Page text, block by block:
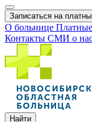
Записаться на
О больнице
Контакты СМИ о